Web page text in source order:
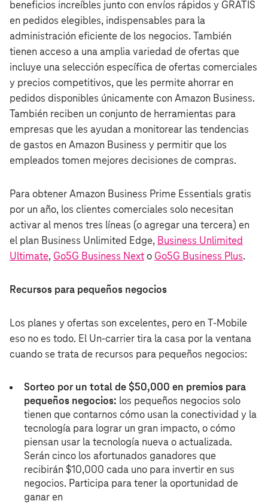
beneficios increíbles junto con envíos rápidos y GRATIS
en pedidos elegibles, indispensables para la
administración eficiente de los negocios. También
tienen acceso a una amplia variedad de ofertas que
incluye una selección específica de ofertas comerciales
y precios competitivos, que les permite ahorrar en
pedidos disponibles únicamente con Amazon Business.
También reciben un conjunto de herramientas para
empresas que les ayudan a monitorear las tendencias
de gastos en Amazon Business y permitir que los
empleados tomen mejores decisiones de compras.
Para obtener Amazon Business Prime Essentials gratis
por un año, los clientes comerciales solo necesitan
activar al menos tres líneas (o agregar una tercera) en
el plan Business Unlimited Edge, Business Unlimited
Ultimate, Go5G Business Next o Go5G Business Plus.
Recursos para pequeños negocios
Los planes y ofertas son excelentes, pero en T‑Mobile
eso no es todo. El Un-carrier tira la casa por la ventana
cuando se trata de recursos para pequeños negocios:
Sorteo por un total de $50,000 en premios para
pequeños negocios: los pequeños negocios solo
tienen que contarnos cómo usan la conectividad y la
tecnología para lograr un gran impacto, o cómo
piensan usar la tecnología nueva o actualizada.
Serán cinco los afortunados ganadores que
recibirán $10,000 cada uno para invertir en sus
negocios. Participa para tener la oportunidad de
ganar en